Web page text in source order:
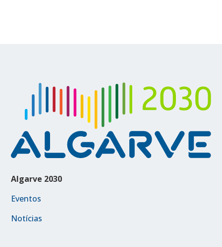
Algarve 2030
Eventos
Notícias